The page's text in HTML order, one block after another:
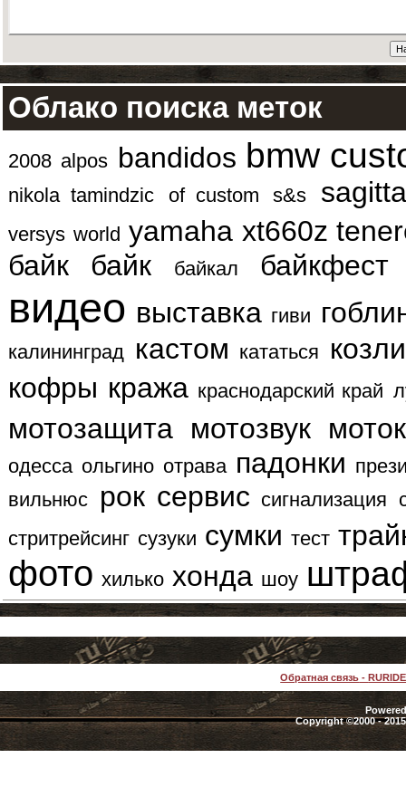
Облако поиска меток
2008 alpos bandidos bmw
nikola tamindzic of custom s&s sagitta
versys world yamaha xt660z
байк
байк байкал байкфест
видео выставка гиви
калининград кастом кататься
кофры кража краснодарский край
мотозащита мотозвук
одесса ольгино отрава падонки
вильнюс рок сервис сигнализация
стритрейсинг сузуки сумки тест
фото хилько хонда шоу
Обратная связь -
Copyright ©2000 -